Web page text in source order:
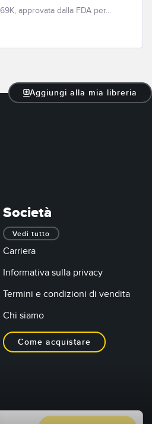
approvata dalla FDA per...
Aggiungi alla mia libreria
Società
Vedi tutto
Carriera
Informativa sulla privacy
Termini e condizioni di vendita
Chi siamo
Come acquistare